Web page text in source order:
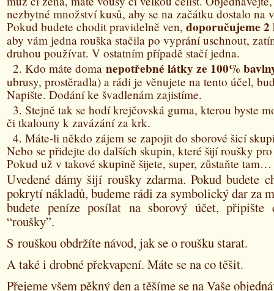
nezbytné množství kusů, aby se na začátku dostalo na
Pokud budete chodit pravidelně ven, doporučujeme 2
aby vám jedna rouška stačila po vyprání uschnout,
druhou používat. V ostatním případě stačí jedna.
Kdo máte doma nepotřebné látky ze 100%
ubrusy, prostěradla) a rádi je věnujete na tento účel,
Napište. Dodání ke švadlenám zajistíme.
Stejně tak se hodí krejčovská guma, kterou byste
či tkalouny k zavázání za krk.
Máte-li někdo zájem se zapojit do sborové šicí
Nebo se přidejte do dalších skupin, které šijí roušky
Pokud už v takové skupině šijete, super, zůstaňte tam…
Uvedené dámy šijí roušky zdarma. Pokud budete
pokrytí nákladů, budeme rádi za symbolický dar za
budete peníze posílat na sborový účet, připište
“roušky”.
S rouškou obdržíte návod, jak se o roušku starat.
A také i drobné překvapení. Máte se na co těšit.
Přejeme všem pěkný den a těšíme se na Vaše